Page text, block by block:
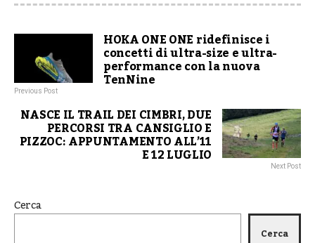
HOKA ONE ONE ridefinisce i
concetti di ultra-size e ultra-
performance con la nuova
TenNine
Previous Post
NASCE IL TRAIL DEI CIMBRI, DUE
PERCORSI TRA CANSIGLIO E
PIZZOC: APPUNTAMENTO ALL’11
E 12 LUGLIO Next Post
Cerca
Cerca